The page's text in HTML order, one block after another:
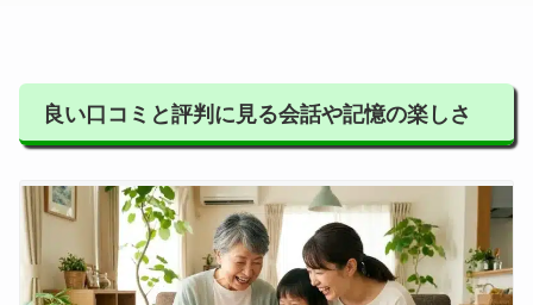
良い口コミと評判に見る会話や記憶の楽しさ